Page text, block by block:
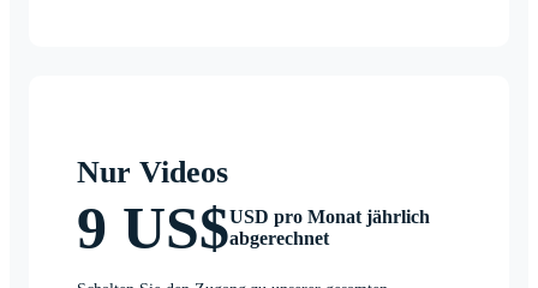
Nur Videos
9 US$USD pro Monat jährlich
abgerechnet